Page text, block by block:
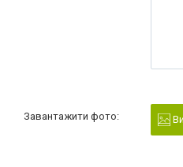
Завантажити фото: